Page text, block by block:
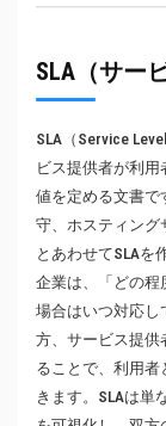
SLA（サー
SLA（Service
ビス提供者が利
値を定める文書で
守、ホスティング
とあわせてSLAを
企業は、「どの程
場合はいつ対応し
方、サービス提供
ることで、利用
きます。SLAは単